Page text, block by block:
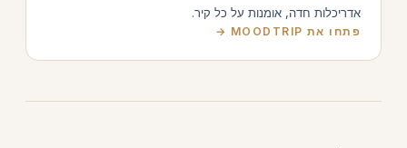
אדריכלות חדה, אומנות על כל קיר.
פתחו את MOODTRIP →